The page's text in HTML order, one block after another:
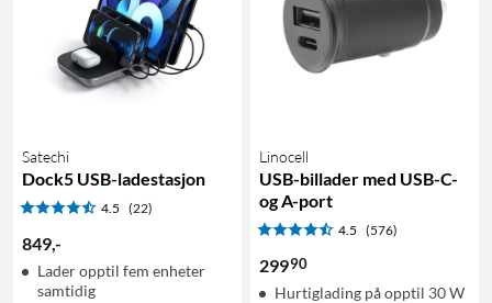
Satechi
Dock5 USB-ladestasjon
4.5 (22)
849,-
Lader opptil fem enheter
samtidig
Linocell
USB-billader med USB-C-
og A-port
4.5 (576)
29990
Hurtiglading på opptil 30 W